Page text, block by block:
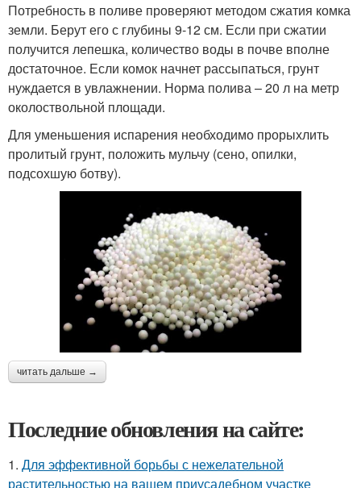
Потребность в поливе проверяют методом сжатия комка
земли. Берут его с глубины 9-12 см. Если при сжатии
получится лепешка, количество воды в почве вполне
достаточное. Если комок начнет рассыпаться, грунт
нуждается в увлажнении. Норма полива – 20 л на метр
околоствольной площади.
Для уменьшения испарения необходимо прорыхлить
пролитый грунт, положить мульчу (сено, опилки,
подсохшую ботву).
читать дальше →
Последние обновления на сайте:
1. Для эффективной борьбы с нежелательной
растительностью на вашем приусадебном участке